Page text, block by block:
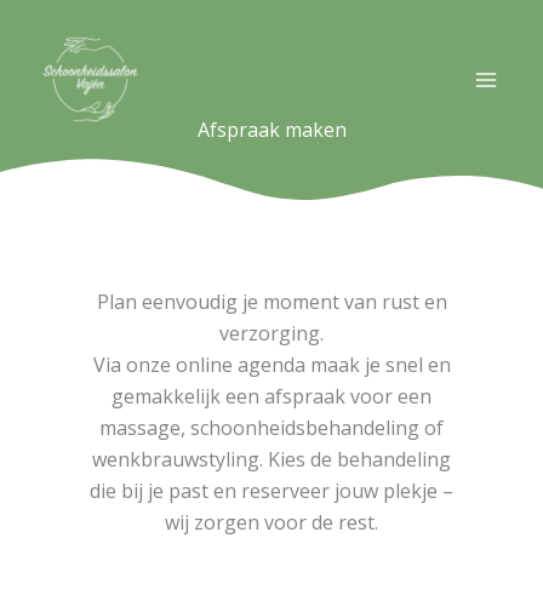
inhoud
Afspraak maken
Plan eenvoudig je moment van rust en
verzorging.
Via onze online agenda maak je snel en
gemakkelijk een afspraak voor een
massage, schoonheidsbehandeling of
wenkbrauwstyling. Kies de behandeling
die bij je past en reserveer jouw plekje –
wij zorgen voor de rest.